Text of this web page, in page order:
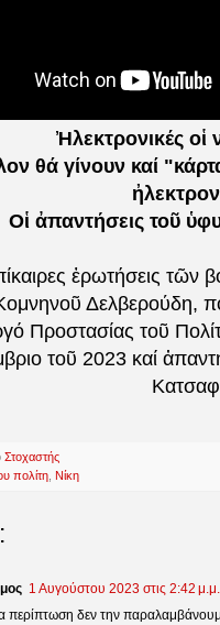
Ἠλεκτρονικές οἱ
θά γίνουν καί
Οἱ ἀπαντήσεις τοῦ
ἐρωτήσεις
Δελβερούδη,
Προστασίας τοῦ
τοῦ 2023 καί
Στοχαστής
πολίτη Νίκη
1 Αυγούστου 2023 στις 2:42 μ.μ.
περίπτωση δεν την